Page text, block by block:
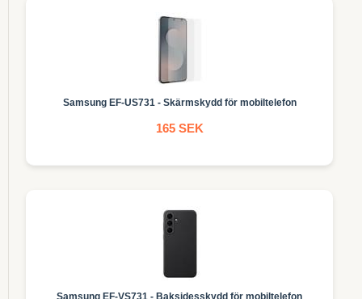
Samsung EF-US731 - Skärmskydd för mobiltelefon
165 SEK
Samsung EF-VS731 - Baksidesskydd för mobiltelefon